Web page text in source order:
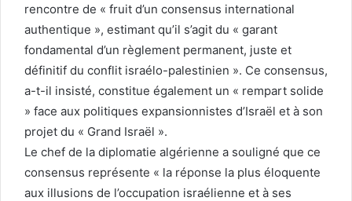
rencontre de « fruit d’un consensus international
authentique », estimant qu’il s’agit du « garant
fondamental d’un règlement permanent, juste et
définitif du conflit israélo-palestinien ». Ce consensus,
a-t-il insisté, constitue également un « rempart solide
» face aux politiques expansionnistes d’Israël et à son
projet du « Grand Israël ».
Le chef de la diplomatie algérienne a souligné que ce
consensus représente « la réponse la plus éloquente
aux illusions de l’occupation israélienne et à ses